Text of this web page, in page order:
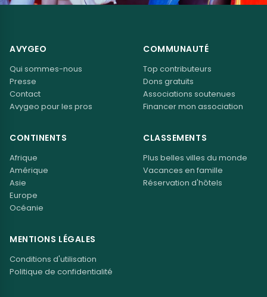
AVYGEO
Qui sommes-nous
Presse
Contact
Avygeo pour les pros
COMMUNAUTÉ
Top contributeurs
Dons gratuits
Associations soutenues
Financer mon association
CONTINENTS
Afrique
Amérique
Asie
Europe
Océanie
CLASSEMENTS
Plus belles villes du monde
Vacances en famille
Réservation d'hôtels
MENTIONS LÉGALES
Conditions d'utilisation
Politique de confidentialité